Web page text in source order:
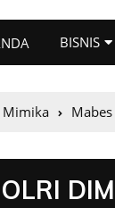
BISNIS
Mimika